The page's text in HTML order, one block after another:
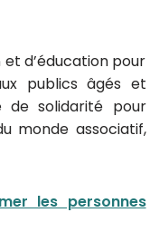
d’éducation pour
publics âgés et
de solidarité pour
monde associatif,
les personnes